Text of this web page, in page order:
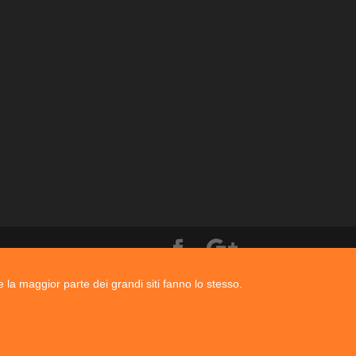
maggior parte dei grandi siti fanno lo stesso.